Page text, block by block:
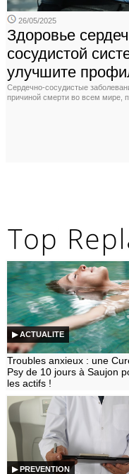
26/05/2025
Здоровье
сосудистой
улучшите
Сердечно-сосудистые
причиной смерти во всем мире,
▶ ACTUALITE
Troubles anxieux : une
Psy de 10 jours à Saujon
les actifs !
▶ PREVENTION